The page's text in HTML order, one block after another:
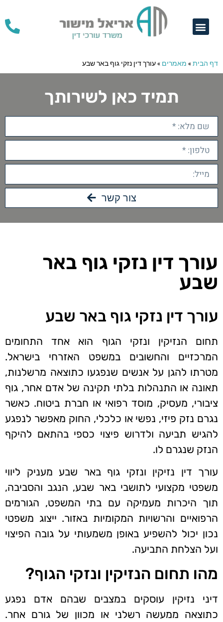
דף הבית» מאמרים »עורך דין נזקי גוף באר שבע
תמיד כאן לשירותך
צור קשר
עורך דין נזקי גוף באר
שבע
עורך דין נזקי גוף באר שבע
תחום הנזיקין ונזקי הגוף הוא אחד התחומים
המרכזיים והחשובים במשפט האזרחי בישראל.
מטרתו להגן על אנשים שנפגעו כתוצאה מרשלנות,
תאונה או התנהלות בלתי תקינה של אדם אחר, גוף
ציבורי, מעסיק, מוסד רפואי או חברת ביטוח. כאשר
נגרם נזק פיזי, נפשי או כלכלי, החוק מאפשר לנפגע
להגיש תביעה ולדרוש פיצוי כספי בהתאם להיקף
הנזק שנגרם לו.
עורך דין נזיקין ונזקי גוף באר שבע מעניק ליווי
משפטי מקצועי לתושבי באר שבע, הנגב והסביבה,
תוך היכרות מעמיקה עם בתי המשפט, הגורמים
הרפואיים והרשויות המקומיות באזור. ייצוג משפטי
נכון יכול להשפיע באופן משמעותי על גובה הפיצוי
ועל הצלחת התביעה.
מהו תחום הנזיקין ונזקי הגוף?
דיני נזיקין עוסקים במצבים שבהם אדם נפגע
כתוצאה ממעשה רשלני או מכוון של גורם אחר.